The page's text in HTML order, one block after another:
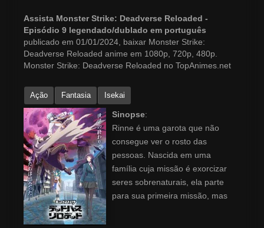
Assista Monster Strike: Deadverse Reloaded -
Episódio 9 legendado/dublado em português
publicado em 01/01/2024, baixar Monster Strike:
Deadverse Reloaded anime em 1080p, 720p, 480p.
Monster Strike: Deadverse Reloaded no TopAnimes.net
Ação Fantasia Isekai
Sinopse:
Rinne é uma garota que não
consegue ver o rosto das
pessoas. Nascida em uma
família cuja missão é exorcizar
seres sobrenaturais, ela parte
para sua primeira missão, mas